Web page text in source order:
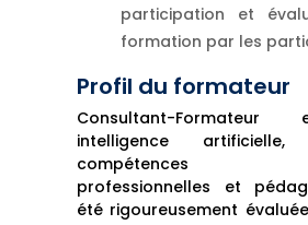
participation et
formation par les
Profil du formateur
Consultant-
intelligence
compétences
professionnelles et
été rigoureusement